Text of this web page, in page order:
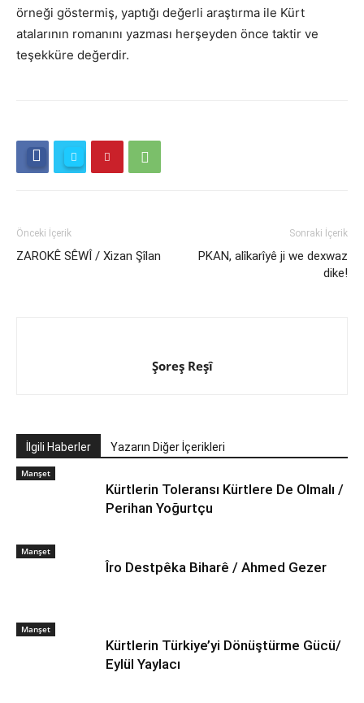
örneği göstermiş, yaptığı değerli araştırma ile Kürt
atalarının romanını yazması herşeyden önce taktir ve
teşekküre değerdir.
Önceki İçerik
ZAROKÊ SÊWÎ / Xizan Şîlan
Sonraki İçerik
PKAN, alîkarîyê ji we dexwaz
dike!
Şoreş Reşî
İlgili Haberler Yazarın Diğer İçerikleri
Manşet
Kürtlerin Toleransı Kürtlere De Olmalı /
Perihan Yoğurtçu
Manşet
Îro Destpêka Biharê / Ahmed Gezer
Manşet
Kürtlerin Türkiye’yi Dönüştürme Gücü/
Eylül Yaylacı